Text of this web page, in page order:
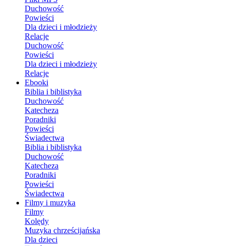
Duchowość
Powieści
Dla dzieci i młodzieży
Relacje
Duchowość
Powieści
Dla dzieci i młodzieży
Relacje
Ebooki
Biblia i biblistyka
Duchowość
Katecheza
Poradniki
Powieści
Świadectwa
Biblia i biblistyka
Duchowość
Katecheza
Poradniki
Powieści
Świadectwa
Filmy i muzyka
Filmy
Kolędy
Muzyka chrześcijańska
Dla dzieci